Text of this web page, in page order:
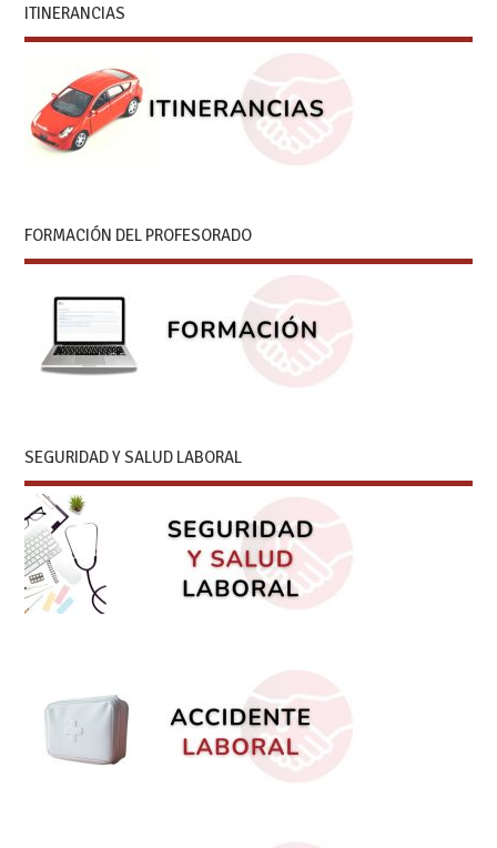
ITINERANCIAS
FORMACIÓN DEL PROFESORADO
SEGURIDAD Y SALUD LABORAL